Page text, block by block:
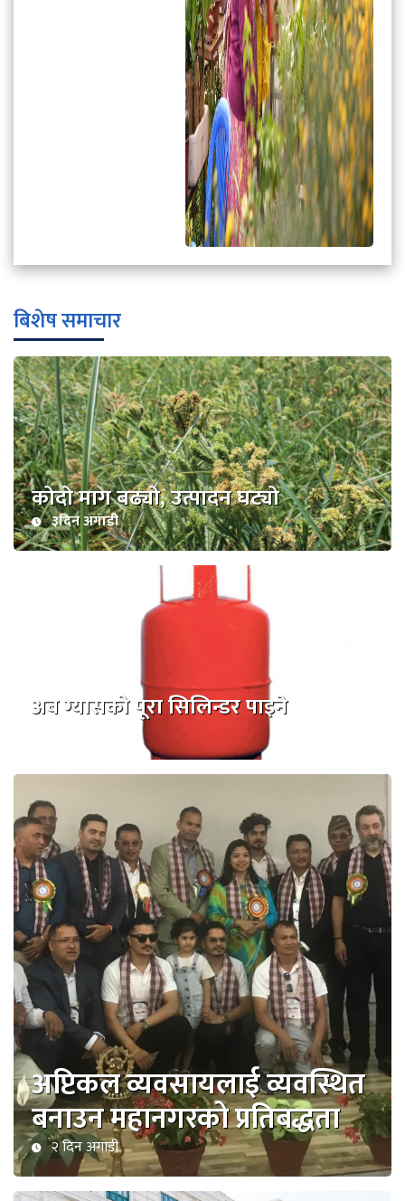
बिशेष समाचार
कोदो माग बढ्यो, उत्पादन घट्यो
३दिन अगाडी
अब ग्यासको पूरा सिलिन्डर पाइने
अप्टिकल व्यवसायलाई व्यवस्थित
बनाउन महानगरको प्रतिबद्धता
२ दिन अगाडी